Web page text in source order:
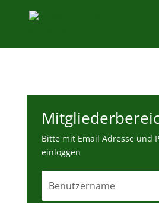
Bitte mit Email Adresse und
einloggen